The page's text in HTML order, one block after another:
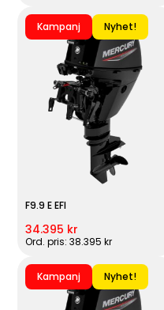
Kampanj Nyhet!
F9.9 E EFI
34.395 kr
Ord. pris: 38.395 kr
Kampanj Nyhet!